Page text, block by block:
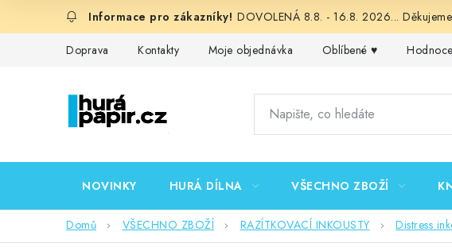
DOVOLENÁ 8.8. - 16.8. 2026...
Doprava Kontakty Moje objednávka Oblíbené ♥️
NOVINKY HURÁ DÍLNA VŠECHNO ZBOŽÍ
Domů VŠECHNO ZBOŽÍ RAZÍTKOVACÍ INKOUSTY Distress